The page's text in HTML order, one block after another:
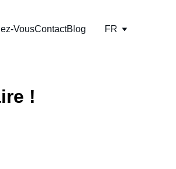
VousContactBlog FR
!